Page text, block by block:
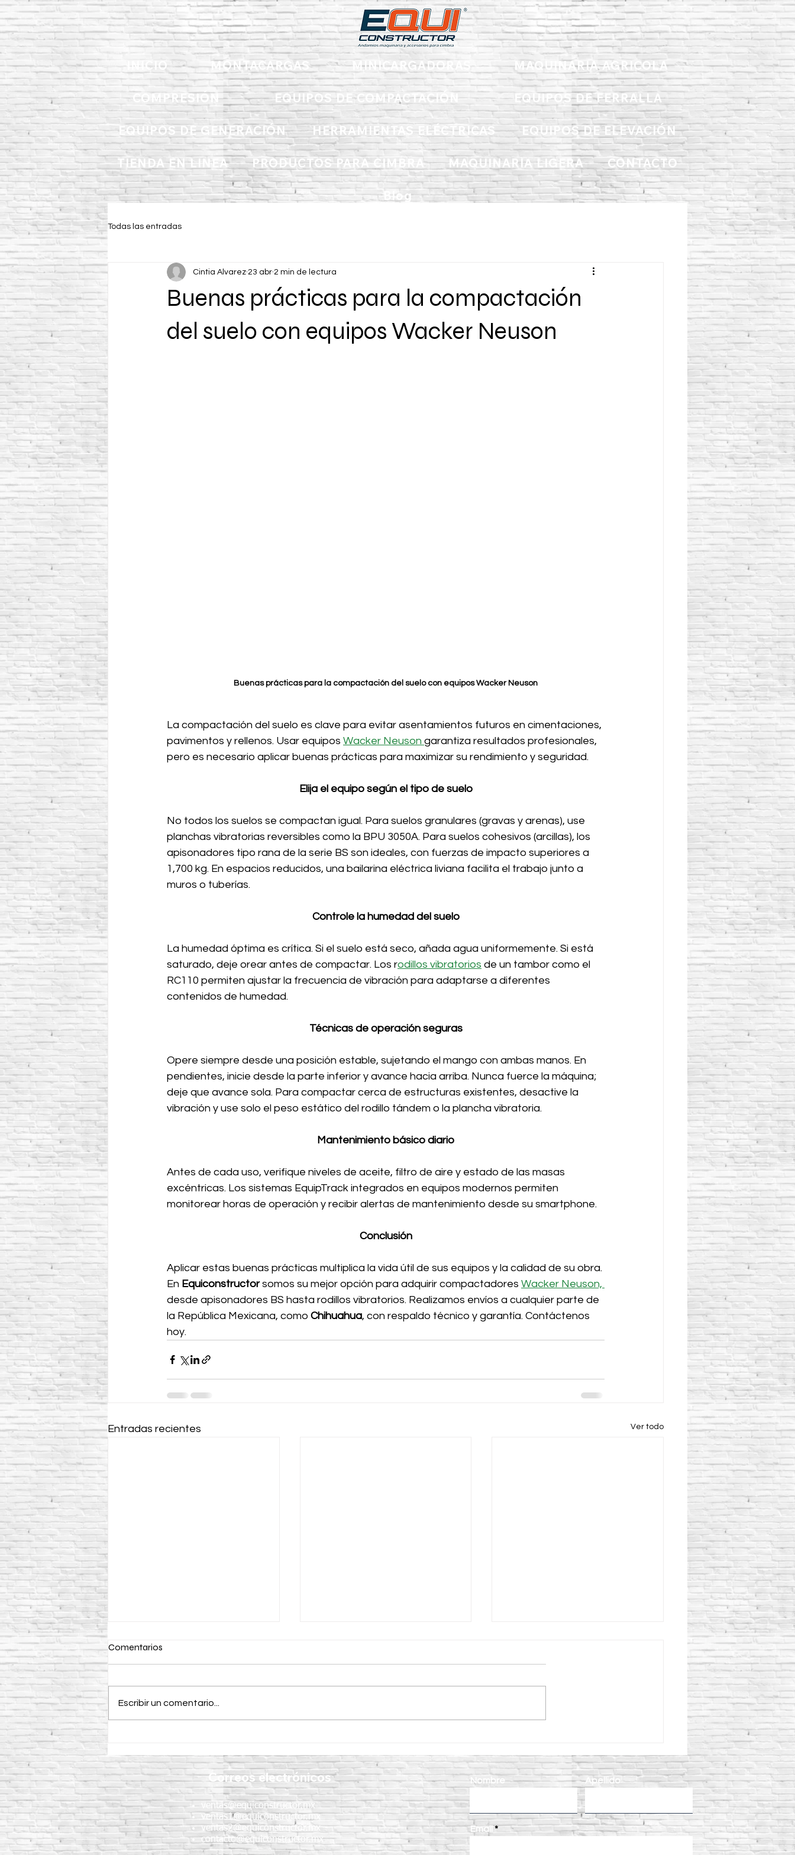
INICIO MONTACARGAS MINICARGADORAS MAQUINARIA AGRICOLA
COMPRESIÓN EQUIPOS DE COMPACTACIÓN EQUIPOS DE FERRALLA
EQUIPOS DE GENERACIÓN HERRAMIENTAS ELÉCTRICAS EQUIPOS DE ELEVACIÓN
TIENDA EN LINEA PRODUCTOS PARA CIMBRA MAQUINARIA LIGERA CONTACTO
Blog
Todas las entradas
Buenas prácticas para la compactación
del suelo con equipos Wacker Neuson
Cintia Alvarez 23 abr 2 min de lectura
Buenas prácticas para la compactación del suelo con equipos Wacker Neuson
La compactación del suelo es clave para evitar asentamientos futuros en cimentaciones,
pavimentos y rellenos. Usar equipos Wacker Neuson garantiza resultados profesionales,
pero es necesario aplicar buenas prácticas para maximizar su rendimiento y seguridad.
Elija el equipo según el tipo de suelo
No todos los suelos se compactan igual. Para suelos granulares (gravas y arenas), use
planchas vibratorias reversibles como la BPU 3050A. Para suelos cohesivos (arcillas), los
apisonadores tipo rana de la serie BS son ideales, con fuerzas de impacto superiores a
1,700 kg. En espacios reducidos, una bailarina eléctrica liviana facilita el trabajo junto a
muros o tuberías.
Controle la humedad del suelo
La humedad óptima es crítica. Si el suelo está seco, añada agua uniformemente. Si está
saturado, deje orear antes de compactar. Los rodillos vibratorios de un tambor como el
RC110 permiten ajustar la frecuencia de vibración para adaptarse a diferentes
contenidos de humedad.
Técnicas de operación seguras
Opere siempre desde una posición estable, sujetando el mango con ambas manos. En
pendientes, inicie desde la parte inferior y avance hacia arriba. Nunca fuerce la máquina;
deje que avance sola. Para compactar cerca de estructuras existentes, desactive la
vibración y use solo el peso estático del rodillo tándem o la plancha vibratoria.
Mantenimiento básico diario
Antes de cada uso, verifique niveles de aceite, filtro de aire y estado de las masas
excéntricas. Los sistemas EquipTrack integrados en equipos modernos permiten
monitorear horas de operación y recibir alertas de mantenimiento desde su smartphone.
Conclusión
Aplicar estas buenas prácticas multiplica la vida útil de sus equipos y la calidad de su obra.
En Equiconstructor somos su mejor opción para adquirir compactadores Wacker Neuson,
desde apisonadores BS hasta rodillos vibratorios. Realizamos envíos a cualquier parte de
la República Mexicana, como Chihuahua, con respaldo técnico y garantía. Contáctenos
hoy.
Entradas recientes Ver todo
en la construcción?
estructuras más resistentes y
duraderas
en el colado de concreto
Comentarios
Escribir un comentario...
Correos electrónicos
ventas@equiconstructor.mx
ventas1@equiconstructor.mx
ventas2@equiconstructor.mx
contacto@equiconstructor.mx
Nombre Apellido
Email